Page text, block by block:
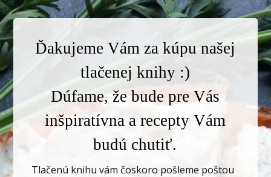
Ďakujeme Vám za kúpu našej
tlačenej knihy :)
Dúfame, že bude pre Vás
inšpiratívna a recepty Vám
budú chutiť.
Tlačenú knihu vám čoskoro pošleme poštou